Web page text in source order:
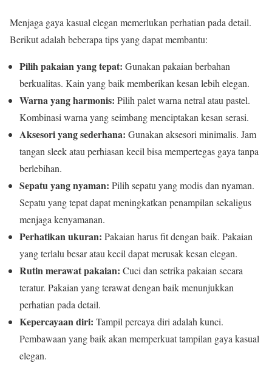
Menjaga gaya kasual elegan memerlukan perhatian pada detail.
Berikut adalah beberapa tips yang dapat membantu:
Pilih pakaian yang tepat: Gunakan pakaian berbahan
berkualitas. Kain yang baik memberikan kesan lebih elegan.
Warna yang harmonis: Pilih palet warna netral atau pastel.
Kombinasi warna yang seimbang menciptakan kesan serasi.
Aksesori yang sederhana: Gunakan aksesori minimalis. Jam
tangan sleek atau perhiasan kecil bisa mempertegas gaya tanpa
berlebihan.
Sepatu yang nyaman: Pilih sepatu yang modis dan nyaman.
Sepatu yang tepat dapat meningkatkan penampilan sekaligus
menjaga kenyamanan.
Perhatikan ukuran: Pakaian harus fit dengan baik. Pakaian
yang terlalu besar atau kecil dapat merusak kesan elegan.
Rutin merawat pakaian: Cuci dan setrika pakaian secara
teratur. Pakaian yang terawat dengan baik menunjukkan
perhatian pada detail.
Kepercayaan diri: Tampil percaya diri adalah kunci.
Pembawaan yang baik akan memperkuat tampilan gaya kasual
elegan.